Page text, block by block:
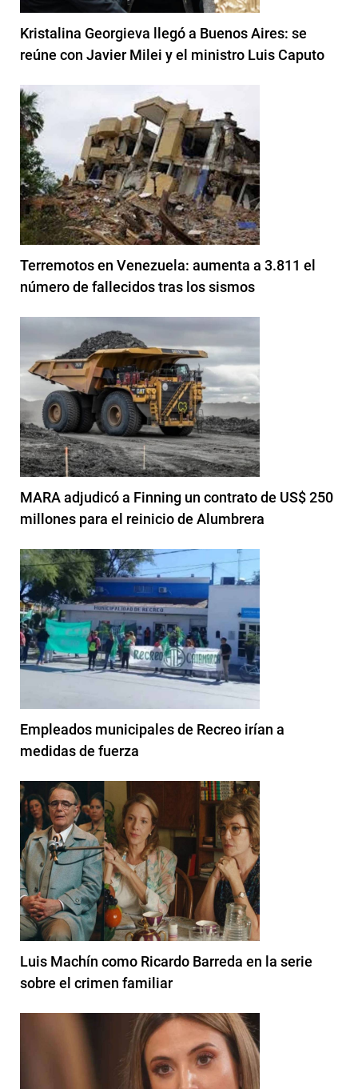
Kristalina Georgieva llegó a Buenos Aires: se
reúne con Javier Milei y el ministro Luis Caputo
Terremotos en Venezuela: aumenta a 3.811 el
número de fallecidos tras los sismos
MARA adjudicó a Finning un contrato de US$ 250
millones para el reinicio de Alumbrera
Empleados municipales de Recreo irían a
medidas de fuerza
Luis Machín como Ricardo Barreda en la serie
sobre el crimen familiar